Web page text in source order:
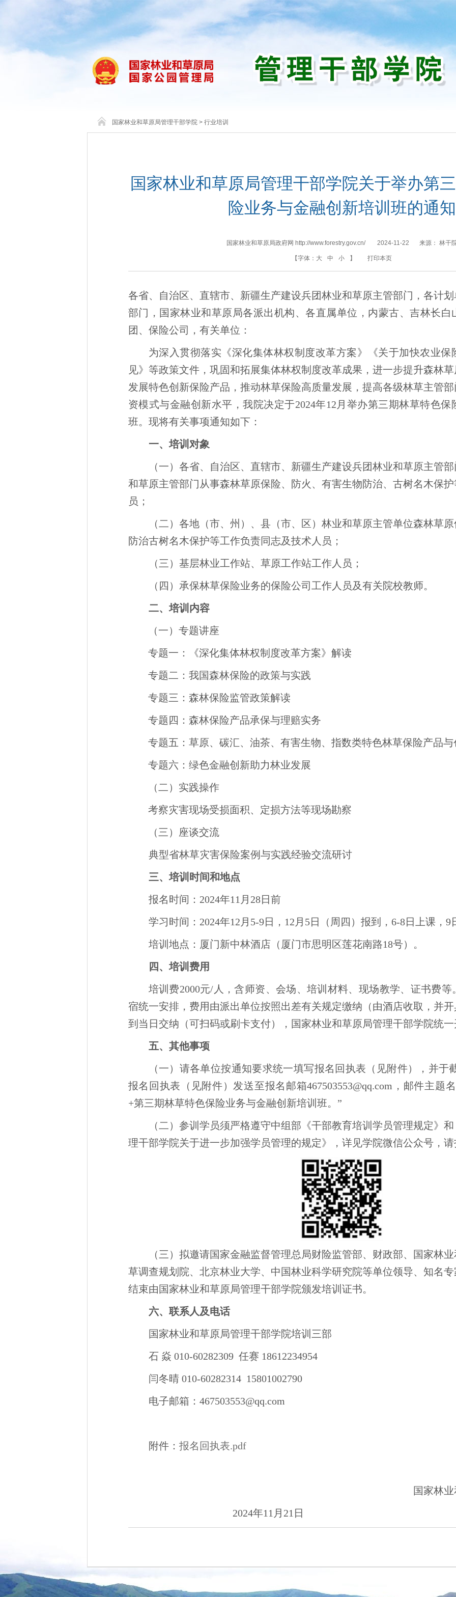
国家林业和草原局管理干部学院 > 行业培训
国家林业和草原局管理干部学院关于举办第
险业务与金融创新培训班的通知
国家林业和草原局政府网 http://www.forestry.gov.cn/ 2024-11-22 来源： 林干
【字体： 大 中 小 】 打印本页
各省、自治区、直辖市、新疆生产建设兵团林业和草原主管部门，各计
部门，国家林业和草原局各派出机构、各直属单位，内蒙古、吉林长白
团、保险公司，有关单位：
为深入贯彻落实《深化集体林权制度改革方案》《关于加快农业保
见》等政策文件，巩固和拓展集体林权制度改革成果，进一步提升森林
发展特色创新保险产品，推动林草保险高质量发展，提高各级林草主管
资模式与金融创新水平，我院决定于2024年12月举办第三期林草特色
班。现将有关事项通知如下：
一、培训对象
（一）各省、自治区、直辖市、新疆生产建设兵团林业和草原主管
和草原主管部门从事森林草原保险、防火、有害生物防治、古树名木保
员；
（二）各地（市、州）、县（市、区）林业和草原主管单位森林草
防治古树名木保护等工作负责同志及技术人员；
（三）基层林业工作站、草原工作站工作人员；
（四）承保林草保险业务的保险公司工作人员及有关院校教师。
二、培训内容
（一）专题讲座
专题一：《深化集体林权制度改革方案》解读
专题二：我国森林保险的政策与实践
专题三：森林保险监管政策解读
专题四：森林保险产品承保与理赔实务
专题五：草原、碳汇、油茶、有害生物、指数类特色林草保险产品与
专题六：绿色金融创新助力林业发展
（二）实践操作
考察灾害现场受损面积、定损方法等现场勘察
（三）座谈交流
典型省林草灾害保险案例与实践经验交流研讨
三、培训时间和地点
报名时间：2024年11月28日前
学习时间：2024年12月5-9日，12月5日（周四）报到，6-8日上课，
培训地点：厦门新中林酒店（厦门市思明区莲花南路18号）。
四、培训费用
培训费2000元/人，含师资、会场、培训材料、现场教学、证书费
宿统一安排，费用由派出单位按照出差有关规定缴纳（由酒店收取，并
到当日交纳（可扫码或刷卡支付），国家林业和草原局管理干部学院统
五、其他事项
（一）请各单位按通知要求统一填写报名回执表（见附件），并于
报名回执表（见附件）发送至报名邮箱467503553@qq.com，邮件主题
+第三期林草特色保险业务与金融创新培训班。”
（二）参训学员须严格遵守中组部《干部教育培训学员管理规定》
理干部学院关于进一步加强学员管理的规定》，详见学院微信公众号，
（三）拟邀请国家金融监督管理总局财险监管部、财政部、国家林
草调查规划院、北京林业大学、中国林业科学研究院等单位领导、知名
结束由国家林业和草原局管理干部学院颁发培训证书。
六、 联系人及电话
国家林业和草原局管理干部学院培训三部
石 焱 010-60282309 任赛 18612234954
闫冬晴 010-60282314 15801002790
电子邮箱：467503553@qq.com
附件： 报名回执表.pdf
国家林
2024年11月21日